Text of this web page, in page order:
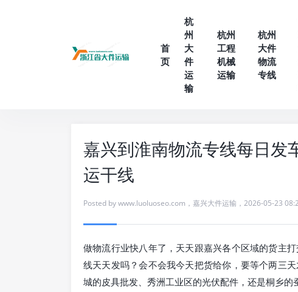
首
页
杭
州
大
件
运
输
杭州
工程
机械
运输
杭州
大件
物流
专线
嘉兴到淮南物流专线每日发
运干线
Posted bywww.luoluoseo.com ， 嘉兴大件运输 ， 2026-05-23
做物流行业快八年了，天天跟嘉兴各个区域的货主
线天天发吗？会不会我今天把货给你，要等个两三
城的皮具批发、秀洲工业区的光伏配件，还是桐乡